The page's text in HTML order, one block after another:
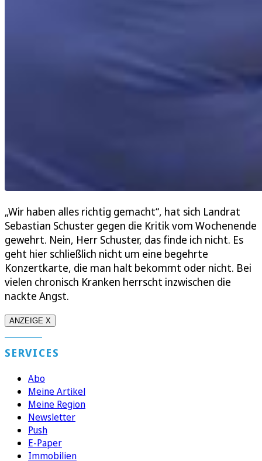
„Wir haben alles richtig gemacht“, hat sich Landrat
Sebastian Schuster gegen die Kritik vom Wochenende
gewehrt. Nein, Herr Schuster, das finde ich nicht. Es
geht hier schließlich nicht um eine begehrte
Konzertkarte, die man halt bekommt oder nicht. Bei
vielen chronisch Kranken herrscht inzwischen die
nackte Angst.
ANZEIGE X
SERVICES
Abo
Meine Artikel
Meine Region
Newsletter
Push
E-Paper
Immobilien